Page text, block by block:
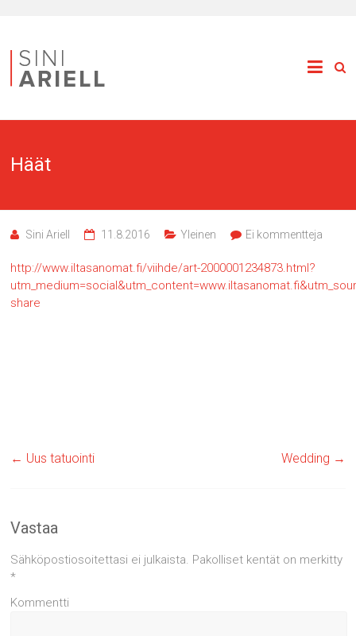
Häät
Sini Ariell 11.8.2016 Yleinen Ei kommentteja
http://www.iltasanomat.fi/viihde/art-2000001234873.html?
share
← Uus tatuointi Wedding →
Vastaa
Sähköpostiosoitettasi ei julkaista. Pakolliset kentät on merkitty
*
Kommentti